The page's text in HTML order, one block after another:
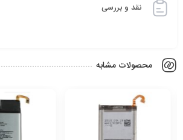
نقد و بررسی
محصولات مشابه